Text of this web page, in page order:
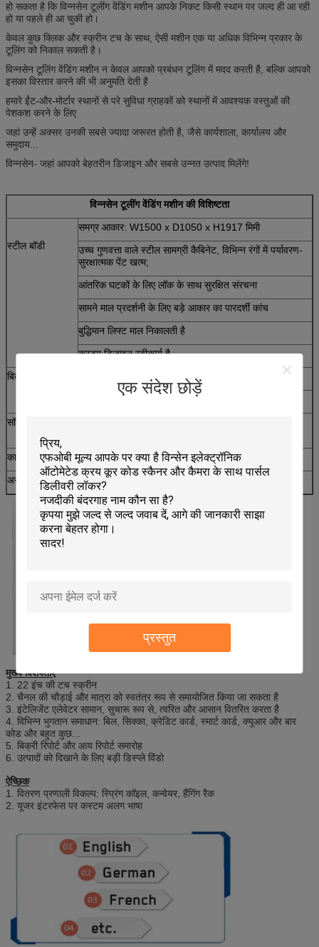
एक संदेश छोड़ें
प्रस्तुत
हो सकता है कि विन्नसेन टूलींग वेंडिंग मशीन आपके निकट किसी स्थान पर जल्द ही आ रही
हो या पहले ही आ चुकी हो।
केवल कुछ क्लिक और स्क्रीन टच के साथ, ऐसी मशीन एक या अधिक विभिन्न प्रकार के
टूलिंग को निकाल सकती है।
विन्नसेन टूलिंग वेंडिंग मशीन न केवल आपको प्रबंधन टूलिंग में मदद करती है, बल्कि आपको
इसका विस्तार करने की भी अनुमति देती है
हमारे ईंट-और-मोर्टार स्थानों से परे सुविधा ग्राहकों को स्थानों में आवश्यक वस्तुओं की
पेशकश करने के लिए
जहां उन्हें अक्सर उनकी सबसे ज्यादा जरूरत होती है, जैसे कार्यशाला, कार्यालय और
समुदाय...
विन्नसेन- जहां आपको बेहतरीन डिजाइन और सबसे उन्नत उत्पाद मिलेंगे!
विन्नसेन टूलींग वेंडिंग मशीन की विशिष्टता
स्टील बॉडी
समग्र आकार: W1500 x D1050 x H1917 मिमी
उच्च गुणवत्ता वाले स्टील सामग्री कैबिनेट, विभिन्न रंगों में पर्यावरण-
सुरक्षात्मक पेंट खत्म;
आंतरिक घटकों के लिए लॉक के साथ सुरक्षित संरचना
सामने माल प्रदर्शनी के लिए बड़े आकार का पारदर्शी कांच
बुद्धिमान लिफ्ट माल निकालती है
कस्टम डिजाइन स्वीकार्य है
बिक्री क्षमता
न्यूनतम।टूलींग पैकेज आकार बेचना: 25 x 25 x 25 मिमी
मैक्स।टूलींग पैकेज आकार बेचना: २०० x २०० x २०० मिमी
सॉफ्टवेयर विकल्प
कार्यरत वोल्टेज
100-240 वी, 50/60 हर्ट्ज
अनुमोदन
सीई, एफसीसी
मुख्य विशेषताएं
1. 22 इंच की टच स्क्रीन
2. चैनल की चौड़ाई और मात्रा को स्वतंत्र रूप से समायोजित किया जा सकता है
3. इंटेलिजेंट एलेवेटर सामान, सुचारू रूप से, त्वरित और आसान वितरित करता है
4. विभिन्न भुगतान समाधान: बिल, सिक्का, क्रेडिट कार्ड, स्मार्ट कार्ड, क्यूआर और बार
कोड और बहुत कुछ...
5. बिक्री रिपोर्ट और आय रिपोर्ट समारोह
6. उत्पादों को दिखाने के लिए बड़ी डिस्प्ले विंडो
ऐच्छिक
1. वितरण प्रणाली विकल्प: स्प्रिंग कॉइल, कन्वेयर, हैंगिंग रैक
2. यूजर इंटरफेस पर कस्टम अलग भाषा